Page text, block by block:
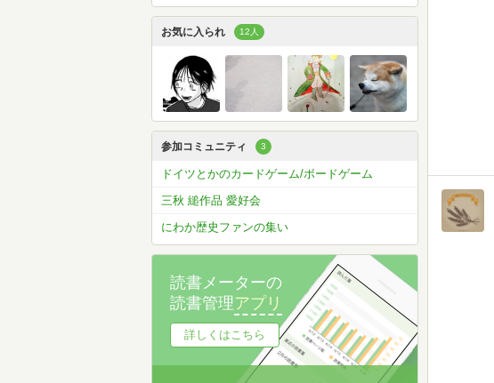
お気に入られ 12人
参加コミュニティ 3
ドイツとかのカードゲーム/ボードゲーム
三秋 縋作品 愛好会
にわか歴史ファンの集い
読書メーターの
読書管理アプリ
詳しくはこちら